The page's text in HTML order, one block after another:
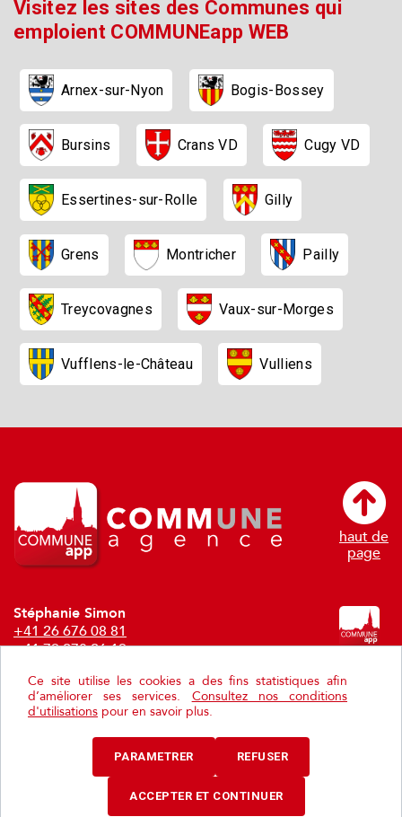
Visitez les sites des Communes qui
emploient COMMUNEapp WEB
Arnex-sur-Nyon Bogis-Bossey
Bursins Crans VD Cugy VD
Essertines-sur-Rolle Gilly
Grens Montricher Pailly
Treycovagnes Vaux-sur-Morges
Vufflens-le-Château Vulliens
Stéphanie Simon
+41 26 676 08 81
+41 79 278 26 19
Philippe Schwaar
+41792967778
philippe.schwaar@communeagence.ch
Paramétrer les cookies.
haut de
page
Ce site utilise les cookies a des fins statistiques afin
d’améliorer ses services. Consultez nos conditions
d'utilisations pour en savoir plus.
PARAMETRER REFUSER
ACCEPTER ET CONTINUER